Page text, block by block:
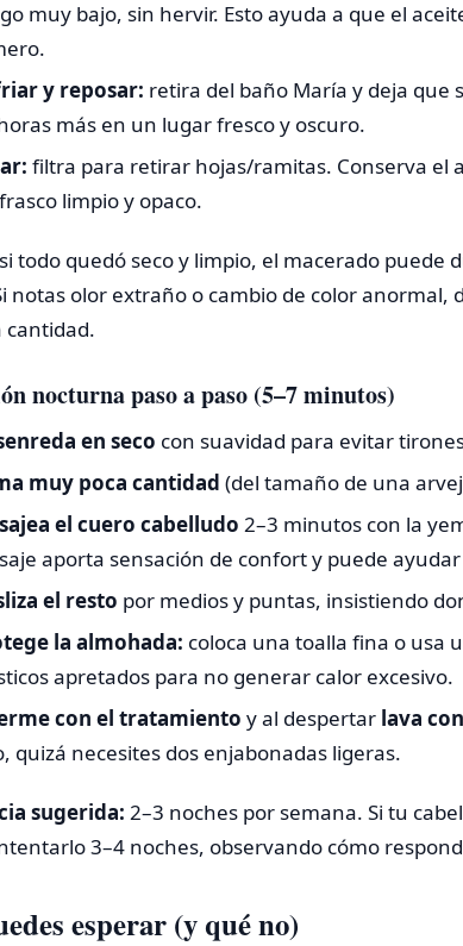
muy bajo, sin hervir. Esto ayuda a que el
y reposar: retira del baño María y deja que
más en un lugar fresco y oscuro.
filtra para retirar hojas/ramitas. Conserva el
limpio y opaco.
si todo quedó seco y limpio, el macerado puede
notas olor extraño o cambio de color
cantidad.
nocturna paso a paso (5–7 minutos)
en seco con suavidad para evitar
muy poca cantidad (del tamaño de una
el cuero cabelludo 2–3 minutos con la
aporta sensación de confort y puede
el resto por medios y puntas, insistiendo
la almohada: coloca una toalla fina o usa
apretados para no generar calor excesivo.
con el tratamiento y al despertar lava
quizá necesites dos enjabonadas ligeras.
sugerida: 2–3 noches por semana. Si tu
3–4 noches, observando cómo
esperar (y qué no)